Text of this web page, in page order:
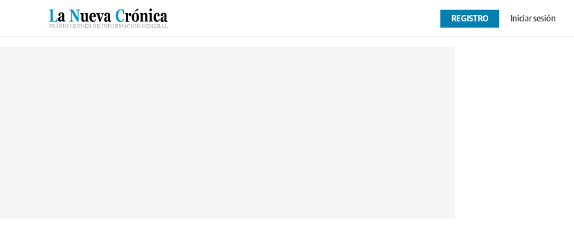
CULTURAS ESPECIALES DEPORTES OPINIÓN EXTRAS
REGISTRO Iniciar sesión